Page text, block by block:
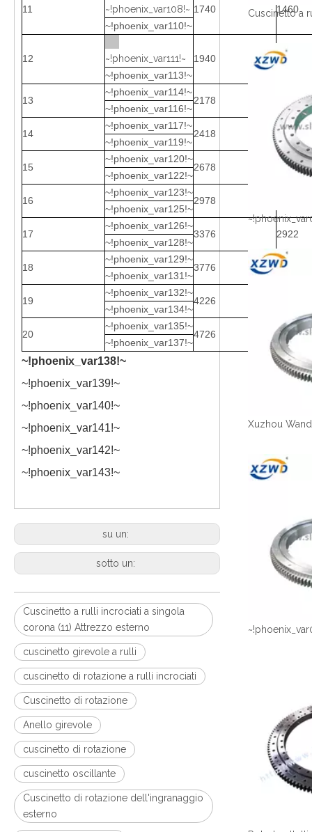
11 ~!phoenix_var108!~ 1740
1460
~!phoenix_var110!~
12 ~!phoenix_var111!~ 1940
1660
~!phoenix_var113!~
13
~!phoenix_var114!~
2178 1825
~!phoenix_var116!~
14
~!phoenix_var117!~
2418 2065
~!phoenix_var119!~
15
~!phoenix_var120!~
2678 2325
~!phoenix_var122!~
16
~!phoenix_var123!~
2978
~!phoenix_var125!~
17
~!phoenix_var126!~
3376 2922
~!phoenix_var128!~
18
~!phoenix_var129!~
3776 3322
~!phoenix_var131!~
19
~!phoenix_var132!~
4226
~!phoenix_var134!~
20
~!phoenix_var135!~
4726 4272
~!phoenix_var137!~
~!phoenix_var138!~
~!phoenix_var139!~
~!phoenix_var140!~
~!phoenix_var141!~
~!phoenix_var142!~
~!phoenix_var143!~
su un:
sotto un:
Cuscinetto a rulli incrociati a singola
corona (11) Attrezzo esterno
cuscinetto girevole a rulli
cuscinetto di rotazione a rulli incrociati
Cuscinetto di rotazione
Anello girevole
cuscinetto di rotazione
cuscinetto oscillante
Cuscinetto di rotazione dell'ingranaggio
esterno